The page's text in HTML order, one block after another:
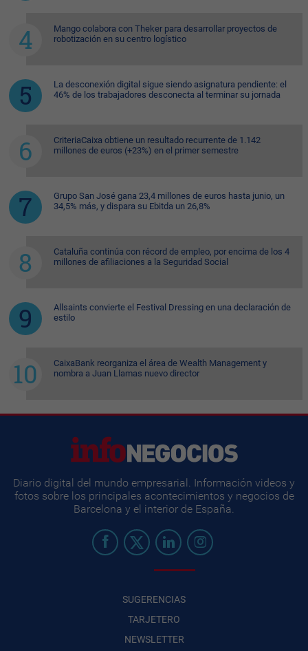
Mango colabora con Theker para desarrollar proyectos de
robotización en su centro logístico
La desconexión digital sigue siendo asignatura pendiente: el
46% de los trabajadores desconecta al terminar su jornada
CriteriaCaixa obtiene un resultado recurrente de 1.142
millones de euros (+23%) en el primer semestre
Grupo San José gana 23,4 millones de euros hasta junio, un
34,5% más, y dispara su Ebitda un 26,8%
Cataluña continúa con récord de empleo, por encima de los 4
millones de afiliaciones a la Seguridad Social
Allsaints convierte el Festival Dressing en una declaración de
estilo
CaixaBank reorganiza el área de Wealth Management y
nombra a Juan Llamas nuevo director
Diario digital del mundo empresarial. Información videos y
fotos sobre los principales acontecimientos y negocios de
Barcelona y el interior de España.
SUGERENCIAS
TARJETERO
NEWSLETTER